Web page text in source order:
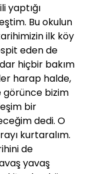
yaptığı
Bu okulun
ilk köy
eden de
hiçbir bakım
harap halde,
görünce bizim
bir
dedi. O
kurtaralım.
de
yavaş